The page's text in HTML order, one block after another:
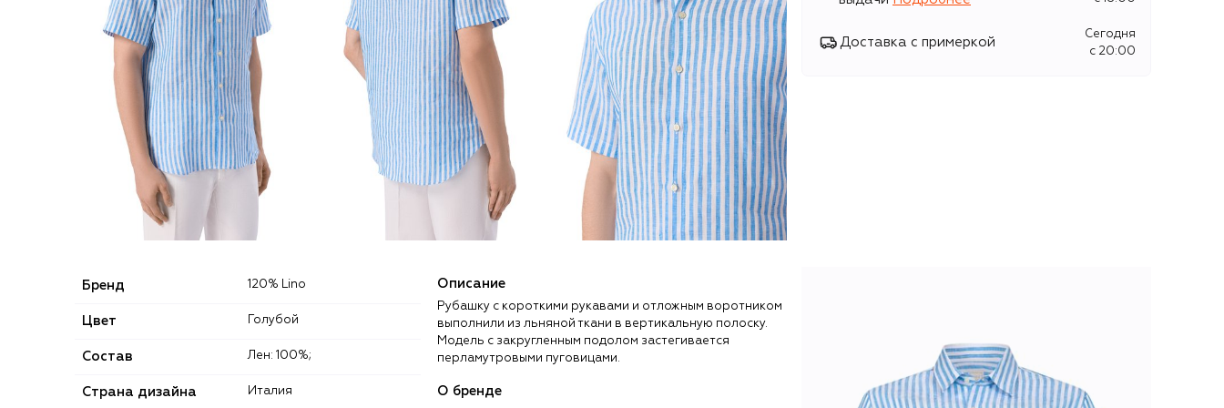
Доставка с примеркой
Сегодня
c 20:00
Бренд 120% Lino
Цвет Голубой
Состав Лен: 100%;
Страна дизайна Италия
Описание
Рубашку с короткими рукавами и отложным воротником
выполнили из льняной ткани в вертикальную полоску.
Модель с закругленным подолом застегивается
перламутровыми пуговицами.
О бренде